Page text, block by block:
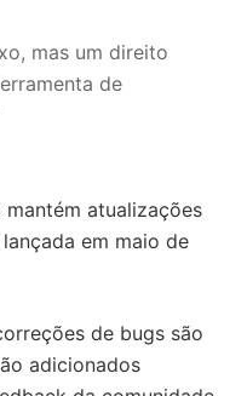
mas um direito
de
atualizações
em maio de
de bugs são
adicionados